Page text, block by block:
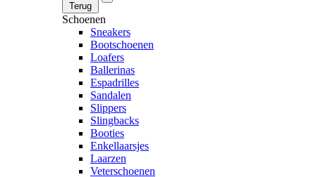
Terug
Schoenen
Sneakers
Bootschoenen
Loafers
Ballerinas
Espadrilles
Sandalen
Slippers
Slingbacks
Booties
Enkellaarsjes
Laarzen
Veterschoenen